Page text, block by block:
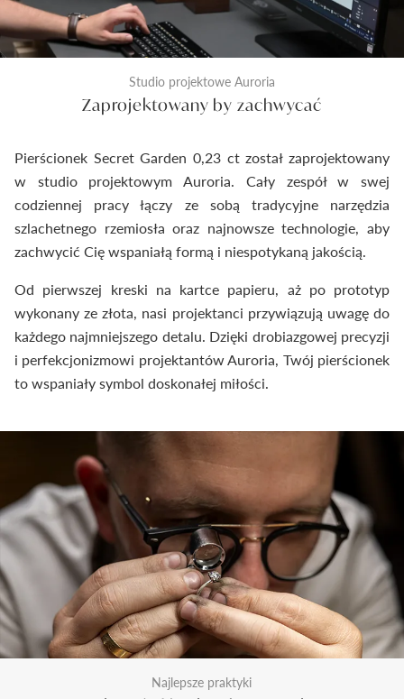
Studio projektowe Auroria
Zaprojektowany by zachwycać
Pierścionek Secret Garden 0,23 ct został zaprojektowany
w studio projektowym Auroria. Cały zespół w swej
codziennej pracy łączy ze sobą tradycyjne narzędzia
szlachetnego rzemiosła oraz najnowsze technologie, aby
zachwycić Cię wspaniałą formą i niespotykaną jakością.
Od pierwszej kreski na kartce papieru, aż po prototyp
wykonany ze złota, nasi projektanci przywiązują uwagę do
każdego najmniejszego detalu. Dzięki drobiazgowej precyzji
i perfekcjonizmowi projektantów Auroria, Twój pierścionek
to wspaniały symbol doskonałej miłości.
Najlepsze praktyki